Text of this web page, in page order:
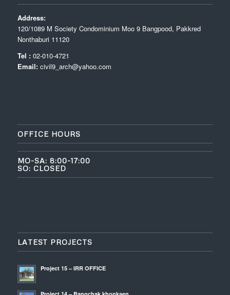
Address:
120/1089 M Society Condominium Moo 9 Bangpood, Pakkred
Nonthaburi 11120
Tel :02-010-4721
Email: civil9_arch@yahoo.com
OFFICE HOURS
MO-SA: 8:00-17:00
SO: CLOSED
LATEST PROJECTS
Project 15 – IRR OFFICE